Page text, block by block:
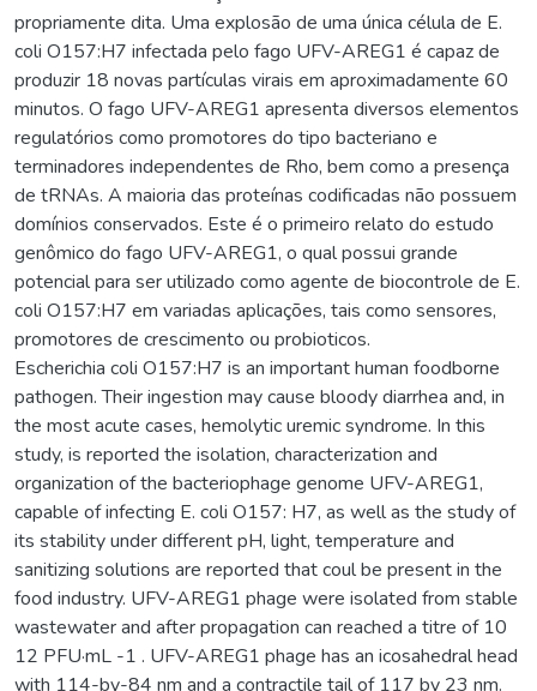
propriamente dita. Uma explosão de uma única célula de E.
coli O157:H7 infectada pelo fago UFV-AREG1 é capaz de
produzir 18 novas partículas virais em aproximadamente 60
minutos. O fago UFV-AREG1 apresenta diversos elementos
regulatórios como promotores do tipo bacteriano e
terminadores independentes de Rho, bem como a presença
de tRNAs. A maioria das proteínas codificadas não possuem
domínios conservados. Este é o primeiro relato do estudo
genômico do fago UFV-AREG1, o qual possui grande
potencial para ser utilizado como agente de biocontrole de E.
coli O157:H7 em variadas aplicações, tais como sensores,
promotores de crescimento ou probioticos.
Escherichia coli O157:H7 is an important human foodborne
pathogen. Their ingestion may cause bloody diarrhea and, in
the most acute cases, hemolytic uremic syndrome. In this
study, is reported the isolation, characterization and
organization of the bacteriophage genome UFV-AREG1,
capable of infecting E. coli O157: H7, as well as the study of
its stability under different pH, light, temperature and
sanitizing solutions are reported that coul be present in the
food industry. UFV-AREG1 phage were isolated from stable
wastewater and after propagation can reached a titre of 10
12 PFU·mL -1 . UFV-AREG1 phage has an icosahedral head
with 114-by-84 nm and a contractile tail of 117 by 23 nm.